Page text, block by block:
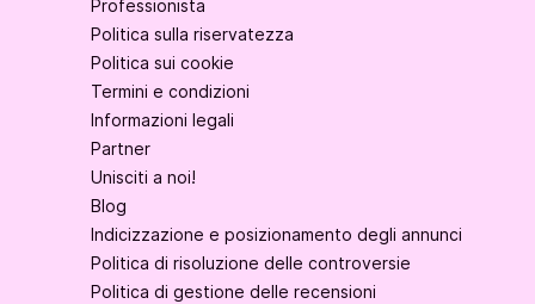
Professionista
Politica sulla riservatezza
Politica sui cookie
Termini e condizioni
Informazioni legali
Partner
Unisciti a noi!
Blog
Indicizzazione e posizionamento degli annunci
Politica di risoluzione delle controversie
Politica di gestione delle recensioni